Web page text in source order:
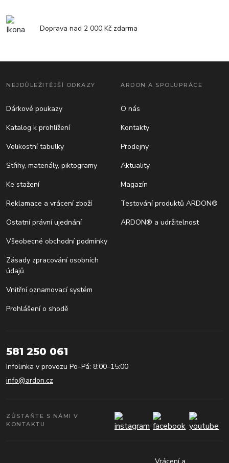
Doprava nad 2 000 Kč zdarma
NEJDŮLEŽITĚJŠÍ ODKAZY
Dárkové poukazy
Katalog k prohlížení
Velikostní tabulky
Střihy, materiály, piktogramy
Ke stažení
Reklamace a vrácení zboží
Ostatní právní ujednání
Všeobecné obchodní podmínky
Zásady zpracování osobních
údajů
Vnitřní oznamovací systém
Prohlášení o shodě
ARDON A SPOLUPRÁCE
O nás
Kontakty
Prodejny
Aktuality
Magazín
Testování produktů ARDON®
ARDON® a udržitelnost
581 250 061
Infolinka v provozu Po–Pá: 8:00–15:00
info@ardon.cz
ZŮSTAŇTE S NÁMI V
KONTAKTU